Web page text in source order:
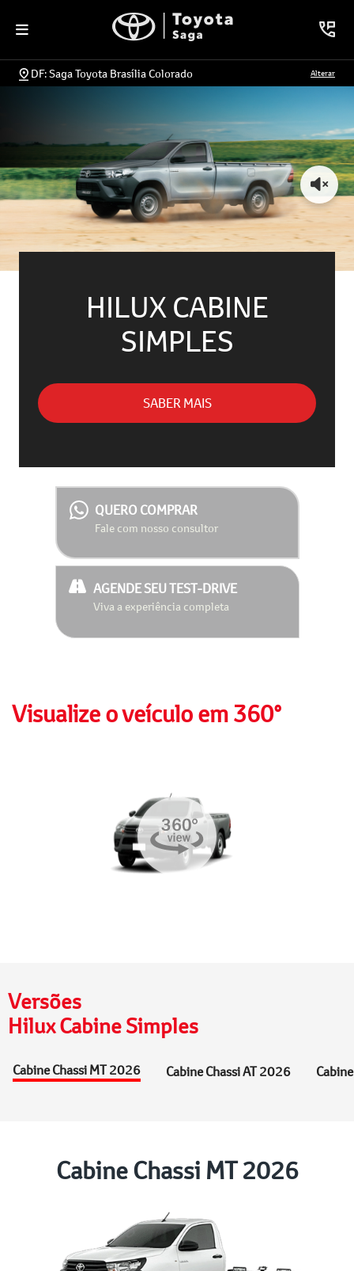
DF: Saga Toyota Brasília Colorado Alterar
HILUX CABINE
SIMPLES
SABER MAIS
QUERO COMPRAR
Fale com nosso consultor
AGENDE SEU TEST-DRIVE
Viva a experiência completa
Visualize o veículo em 360°
Versões
Hilux Cabine Simples
Cabine Chassi MT 2026 Cabine Chassi AT 2026
Cabine Chassi MT 2026